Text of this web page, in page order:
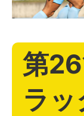
第
ラッ